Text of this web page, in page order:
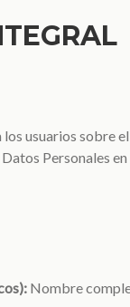
usuarios sobre
Personales
Nombre